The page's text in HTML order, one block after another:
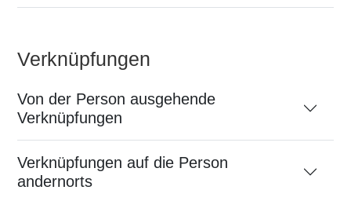
Verknüpfungen
Von der Person ausgehende
Verknüpfungen
Verknüpfungen auf die Person
andernorts